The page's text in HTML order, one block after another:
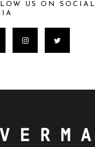
US ON SOCIAL